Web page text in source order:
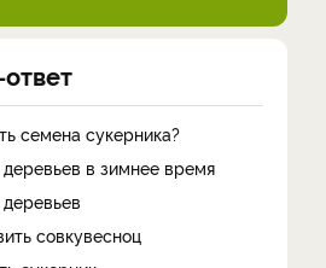
семена сукерника?
в зимнее время
совкувесноц